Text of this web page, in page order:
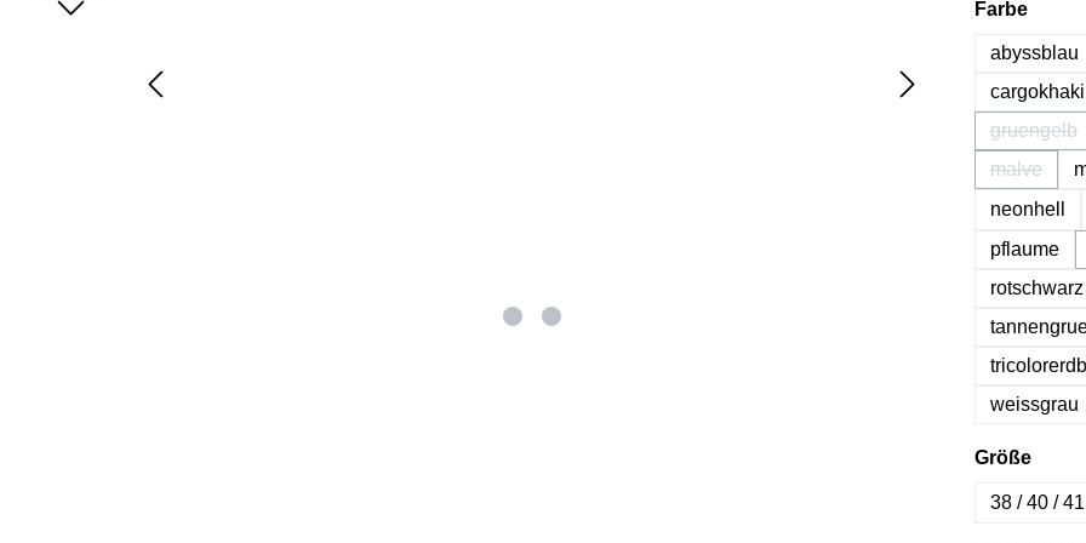
Farbe
abyssblau
cargokhaki
gruengelb
(Diese
malve
(Diese
neonhell
pflaume
rotschwarz
weissgrau
Größe
38 / 40 /